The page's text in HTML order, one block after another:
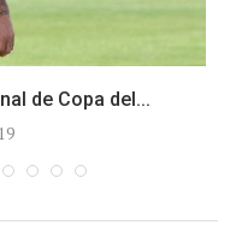
de Copa del...